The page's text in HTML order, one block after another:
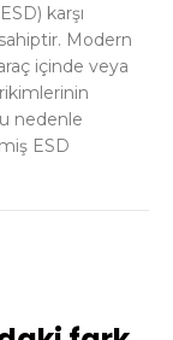
karşı
Modern
içinde veya
nedenle
ESD